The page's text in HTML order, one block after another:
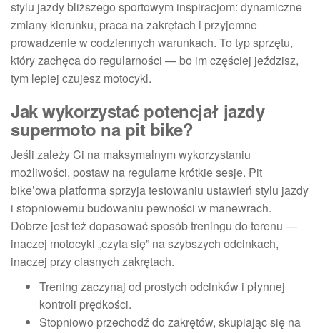
stylu jazdy bliższego sportowym inspiracjom: dynamiczne
zmiany kierunku, praca na zakrętach i przyjemne
prowadzenie w codziennych warunkach. To typ sprzętu,
który zachęca do regularności — bo im częściej jeździsz,
tym lepiej czujesz motocykl.
Jak wykorzystać potencjał jazdy
supermoto na pit bike?
Jeśli zależy Ci na maksymalnym wykorzystaniu
możliwości, postaw na regularne krótkie sesje. Pit
bike’owa platforma sprzyja testowaniu ustawień stylu jazdy
i stopniowemu budowaniu pewności w manewrach.
Dobrze jest też dopasować sposób treningu do terenu —
inaczej motocykl „czyta się” na szybszych odcinkach,
inaczej przy ciasnych zakrętach.
Trening zaczynaj od prostych odcinków i płynnej
kontroli prędkości.
Stopniowo przechodź do zakrętów, skupiając się na